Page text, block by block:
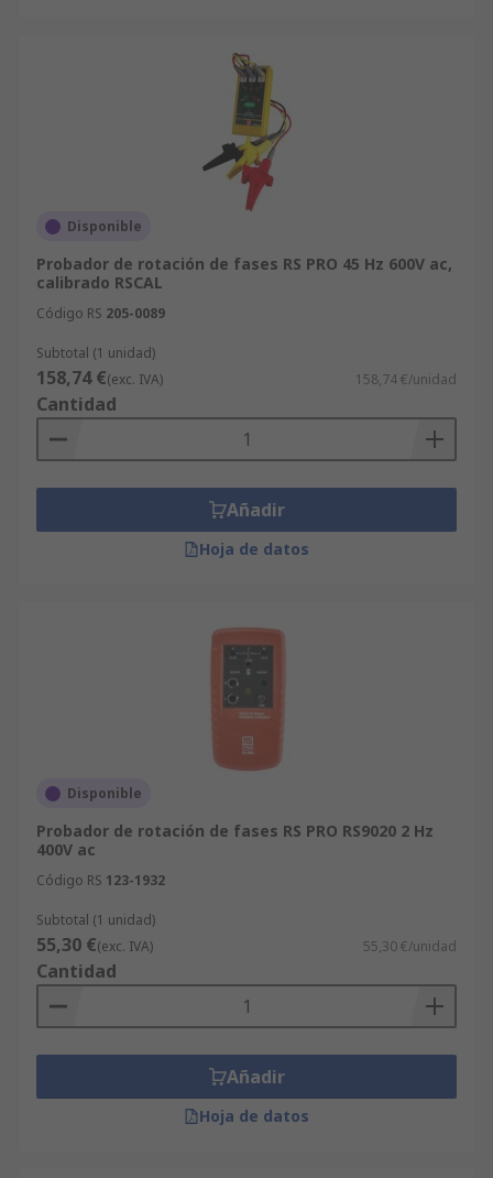
Disponible
Probador de rotación de fases RS PRO 45 Hz 600V ac,
calibrado RSCAL
Código RS 205-0089
Subtotal (1 unidad)
158,74 €(exc. IVA) 158,74 €/unidad
Cantidad
Añadir
Hoja de datos
Disponible
Probador de rotación de fases RS PRO RS9020 2 Hz
400V ac
Código RS 123-1932
Subtotal (1 unidad)
55,30 €(exc. IVA) 55,30 €/unidad
Cantidad
Añadir
Hoja de datos